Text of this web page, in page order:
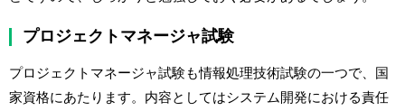
プロジェクトマネージャ試験
プロジェクトマネージャ試験も情報処理技術試験の一つで、国
家資格にあたります。内容としてはシステム開発における責任